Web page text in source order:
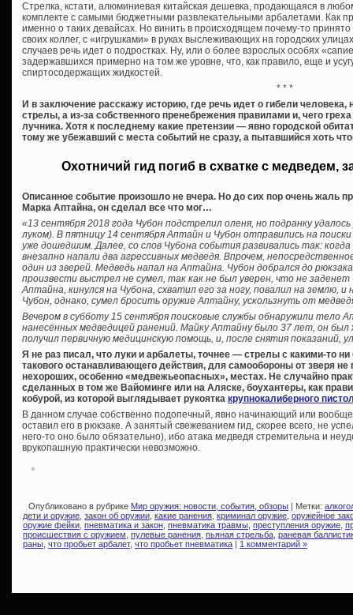
Стрелка, кстати, алюминиевая китайская дешевка, продающаяся в
комплекте с самыми бюджетными развлекательными арбалетами. Как
именно о таких девайсах. Но винить в происходящем почему-то принято
своих коллег, с «игрушками» в руках выслеживающих на городских
случаев речь идет о подростках. Ну, или о более взрослых особях
задержавшихся примерно на том же уровне, что, как правило, еще и
спиртосодержащих жидкостей.
* * *
И в заключение расскажу историю, где речь идет о гибели
стрелы, а из-за собственного пренебрежения правилами и, чего
лучника. Хотя к последнему какие претензии — явно городской
тому же убежавший с места событий не сразу, а пытавшийся хоть
Охотничий гид погиб в схватке с медведем,
Описанное событие произошло не вчера. Но до сих пор очень жаль
Марка Аптайна, он сделал все что мог…
«13 сентября 2018 года Чубон подстрелил оленя, но подранку
луком). В пятницу 14 сентября Аптайн и Чубон отправились на
уже дошедшим. Далее, со слов Чубона события развивались так:
внезапно напали два агрессивных медведя. Впрочем,
один из зверей. Медведь напал на Аптайна. Чубон добрался до
произвести выстрел не сумел, так как не был уверен, что не заденет
Аптайна, кинулся на Чубона, схватил его за ногу, повалил на землю, и
Чубон, однако, сумел бросить оружие Аптайну, ускользнуть от
Вечером в субботу 15 сентября поисковые службы обнаружили тело
нанесённых медведицей ранений. Майку Аптайну было 37 лет, он
получил первичную медицинскую помощь, и, после снятия показаний,
Я не раз писал, что луки и арбалеты, точнее — стрелы с какими-то
такового останавливающего действия, для самообороны от зверя не
нехороших, особенно «медвежьеопасных», местах. Не случайно
сделанных в том же Вайоминге или на Аляске, боухантеры, как
кобурой, из которой выглядывает рукоятка крупнокалиберного
В данном случае собственно подопечный, явно начинающий или
оставил его в рюкзаке. А занятый свежеванием гид, скорее всего, не
него-то оно было обязательно), ибо атака медведя стремительна и
врукопашную практически невозможно.
Опубликовано в рубрике Мир оружия: новости, события, обзоры | Метки:
дети и оружие закон об оружии какие ранения криминал оружие оружейное
оружие фейки пневматика и закон пневматика травмы преступления оружие
происшествия с оружием пулевые ранения пьяная стрельба раневая
раны что пробьет арбалет, что пробьет пневматика | 1 комментарий »